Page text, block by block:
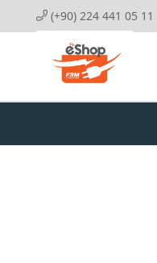
(+90) 224 441 05 11